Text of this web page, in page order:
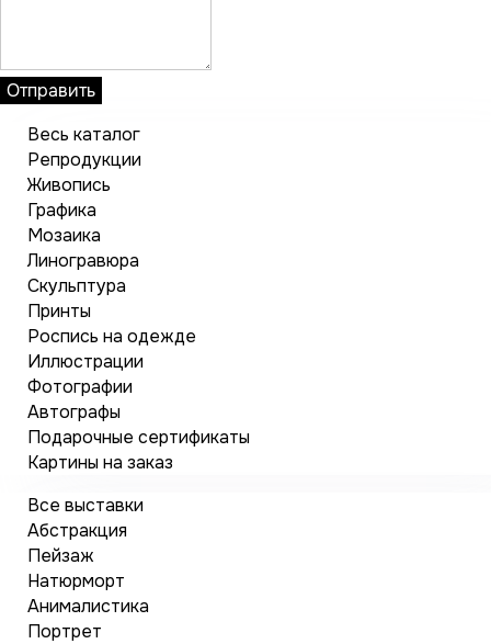
Отправить
Весь каталог
Репродукции
Живопись
Графика
Мозаика
Линогравюра
Скульптура
Принты
Роспись на одежде
Иллюстрации
Фотографии
Автографы
Подарочные сертификаты
Картины на заказ
Все выставки
Абстракция
Пейзаж
Натюрморт
Анималистика
Портрет